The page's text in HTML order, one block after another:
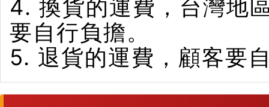
4. 換貨的運費，台灣地
要自行負擔。
5. 退貨的運費，顧客要